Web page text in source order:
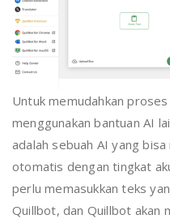
Untuk memudahkan
menggunakan bantuan AI
adalah sebuah AI yang
otomatis dengan tingkat
perlu memasukkan teks
Quillbot, dan Quillbot akan